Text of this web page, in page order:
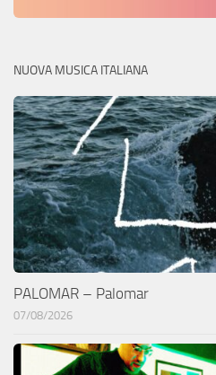
NUOVA MUSICA ITALIANA
PALOMAR – Palomar
07/08/2026